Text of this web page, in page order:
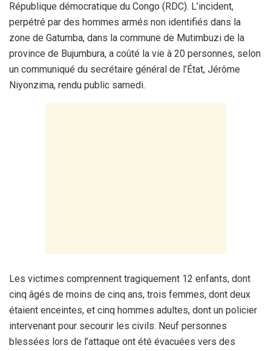
République démocratique du Congo (RDC). L’incident,
perpétré par des hommes armés non identifiés dans la
zone de Gatumba, dans la commune de Mutimbuzi de la
province de Bujumbura, a coûté la vie à 20 personnes, selon
un communiqué du secrétaire général de l’État, Jérôme
Niyonzima, rendu public samedi.
Les victimes comprennent tragiquement 12 enfants, dont
cinq âgés de moins de cinq ans, trois femmes, dont deux
étaient enceintes, et cinq hommes adultes, dont un policier
intervenant pour secourir les civils. Neuf personnes
blessées lors de l’attaque ont été évacuées vers des